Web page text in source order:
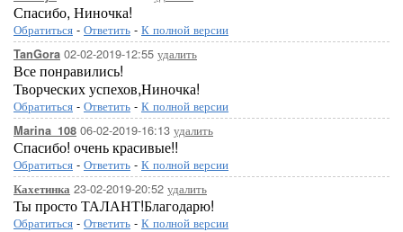
Спасибо, Ниночка!
Обратиться - Ответить - К полной версии
TanGora 02-02-2019-12:55 удалить
Все понравились!
Творческих успехов,Ниночка!
Обратиться - Ответить - К полной версии
Marina_108 06-02-2019-16:13 удалить
Спасибо! очень красивые!!
Обратиться - Ответить - К полной версии
Кахетинка 23-02-2019-20:52 удалить
Ты просто ТАЛАНТ!Благодарю!
Обратиться - Ответить - К полной версии